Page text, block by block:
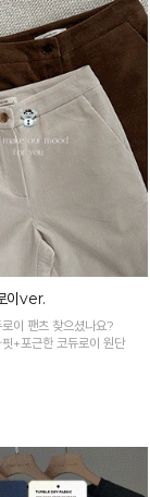
이ver.
이 팬츠 찾으셨나요?
+포근한 코듀로이 원단